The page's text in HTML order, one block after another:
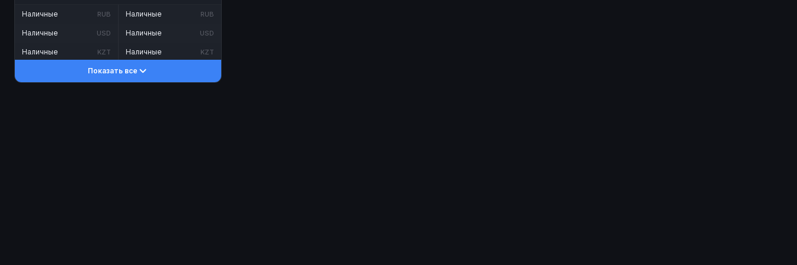
Наличные RUB
Наличные USD
Наличные KZT
Наличные RUB
Наличные USD
Наличные KZT
Показать все